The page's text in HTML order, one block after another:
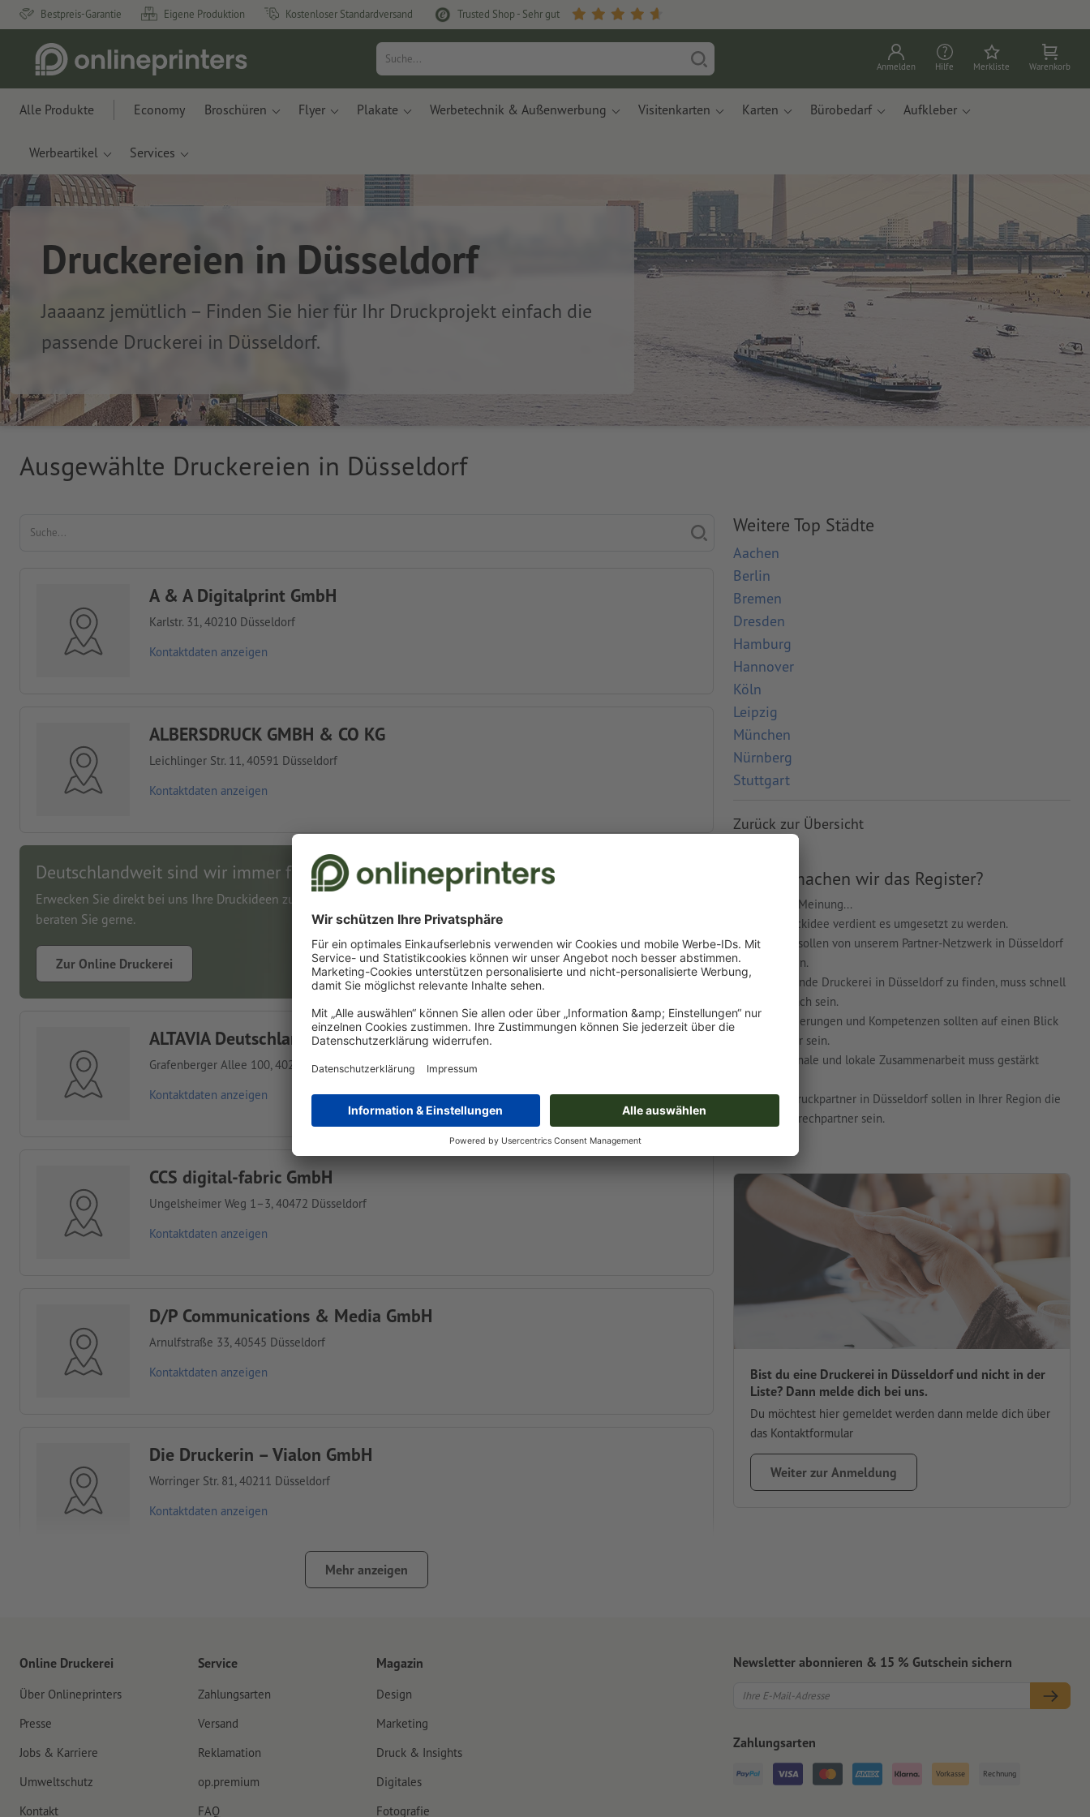
Bestpreis-Garantie Eigene Produktion Kostenloser Standardversand Trusted Shop - Sehr gut
Anmelden Hilfe Merkliste Warenkorb
Alle Produkte Economy Broschüren Flyer Plakate Werbetechnik & Außenwerbung Visitenkarten Karten Bürobedarf Aufkleber
Werbeartikel Services
Druckereien in Düsseldorf
Jaaaanz jemütlich – Finden Sie hier für Ihr Druckprojekt einfach die
passende Druckerei in Düsseldorf.
Ausgewählte Druckereien in Düsseldorf
A & A Digitalprint GmbH
Karlstr. 31, 40210 Düsseldorf
Kontaktdaten anzeigen
ALBERSDRUCK GMBH & CO KG
Leichlinger Str. 11, 40591 Düsseldorf
Kontaktdaten anzeigen
Deutschlandweit sind wir immer für Sie da
Erwecken Sie direkt bei uns Ihre Druckideen zum Leben, wir
beraten Sie gerne.
Zur Online Druckerei
ALTAVIA Deutschland GmbH
Grafenberger Allee 100, 40237 Düsseldorf
Kontaktdaten anzeigen
CCS digital-fabric GmbH
Ungelsheimer Weg 1–3, 40472 Düsseldorf
Kontaktdaten anzeigen
D/P Communications & Media GmbH
Arnulfstraße 33, 40545 Düsseldorf
Kontaktdaten anzeigen
Die Druckerin – Vialon GmbH
Worringer Str. 81, 40211 Düsseldorf
Kontaktdaten anzeigen
Druckerei Alles! Satz-Druck-Werbung
Druckerei Köller+Nowak GmbH
Bublitzer Straße 32, 40599 Düsseldorf
Kontaktdaten anzeigen
Mehr anzeigen
Weitere Top Städte
Aachen
Berlin
Bremen
Dresden
Hamburg
Hannover
Köln
Leipzig
München
Nürnberg
Stuttgart
Zurück zur Übersicht
Warum machen wir das Register?
Wir sind der Meinung...
jede Druckidee verdient es umgesetzt zu werden.
auch Sie sollen von unserem Partner-Netzwerk in Düsseldorf
profitieren.
die passende Druckerei in Düsseldorf zu finden, muss schnell
und einfach sein.
Spezialisierungen und Kompetenzen sollten auf einen Blick
erkennbar sein.
die regionale und lokale Zusammenarbeit muss gestärkt
unsere Druckpartner in Düsseldorf sollen in Ihrer Region die
Top-Ansprechpartner sein.
Bist du eine Druckerei in Düsseldorf und nicht in der
Liste? Dann melde dich bei uns.
Du möchtest hier gemeldet werden dann melde dich über
das Kontaktformular
Weiter zur Anmeldung
Online Druckerei
Über Onlineprinters
Presse
Jobs & Karriere
Umweltschutz
Kontakt
Service
Zahlungsarten
Versand
Reklamation
op.premium
FAQ
Magazin
Design
Marketing
Druck & Insights
Digitales
Fotografie
Newsletter abonnieren & 15 % Gutschein sichern
Zahlungsarten
Vorkasse Rechnung